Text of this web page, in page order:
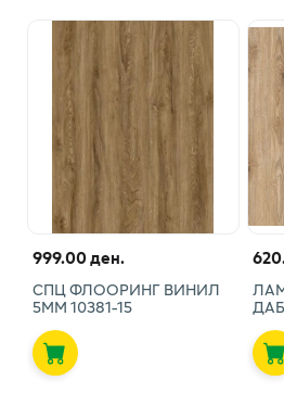
999.00 ден.
СПЦ ФЛООРИНГ ВИНИЛ
5ММ 10381-15